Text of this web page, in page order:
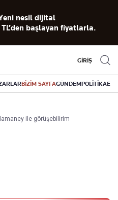
Akıllı haber
asistanı
Eski gazeteleri
indirme
canlı soru
cevap
GİRİŞ
BİZİM SAYFAGÜNDEMPOLİTİKA
ile görüşebilirim